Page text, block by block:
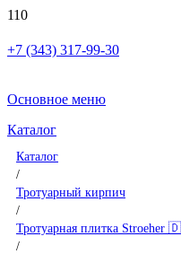
+7 (343) 317-99-30
Основное меню
Каталог
Каталог
/
Тротуарный кирпич
/
Тротуарная плитка Stroeher
/